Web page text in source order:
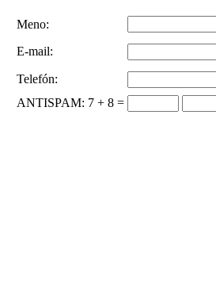
Meno:
E-mail:
Telefón:
ANTISPAM: 7 + 8 =